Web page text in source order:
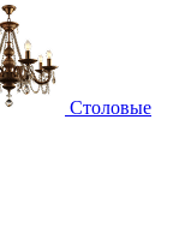
Столовые